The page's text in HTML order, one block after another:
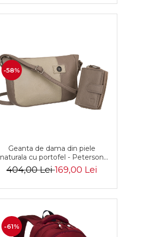
-58%
Geanta de dama din piele
naturala cu portofel - Peterson
PTR-PTN CF4-DS-5216 D.BE
404,00 Lei169,00 Lei
-61%